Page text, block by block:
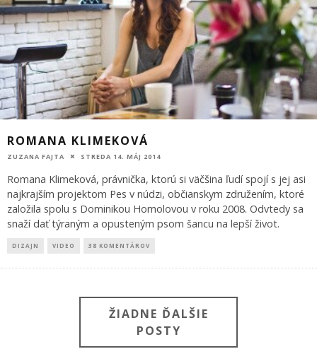
ROMANA KLIMEKOVÁ
ZUZANA FAJTA STREDA 14. MÁJ 2014
Romana Klimeková, právnička, ktorú si väčšina ľudí spojí s jej asi
najkrajším projektom Pes v núdzi, občianskym združením, ktoré
založila spolu s Dominikou Homolovou v roku 2008. Odvtedy sa
snaží dať týraným a opusteným psom šancu na lepší život.
DIZAJN VIDEO 38 KOMENTÁROV
ŽIADNE ĎALŠIE
POSTY